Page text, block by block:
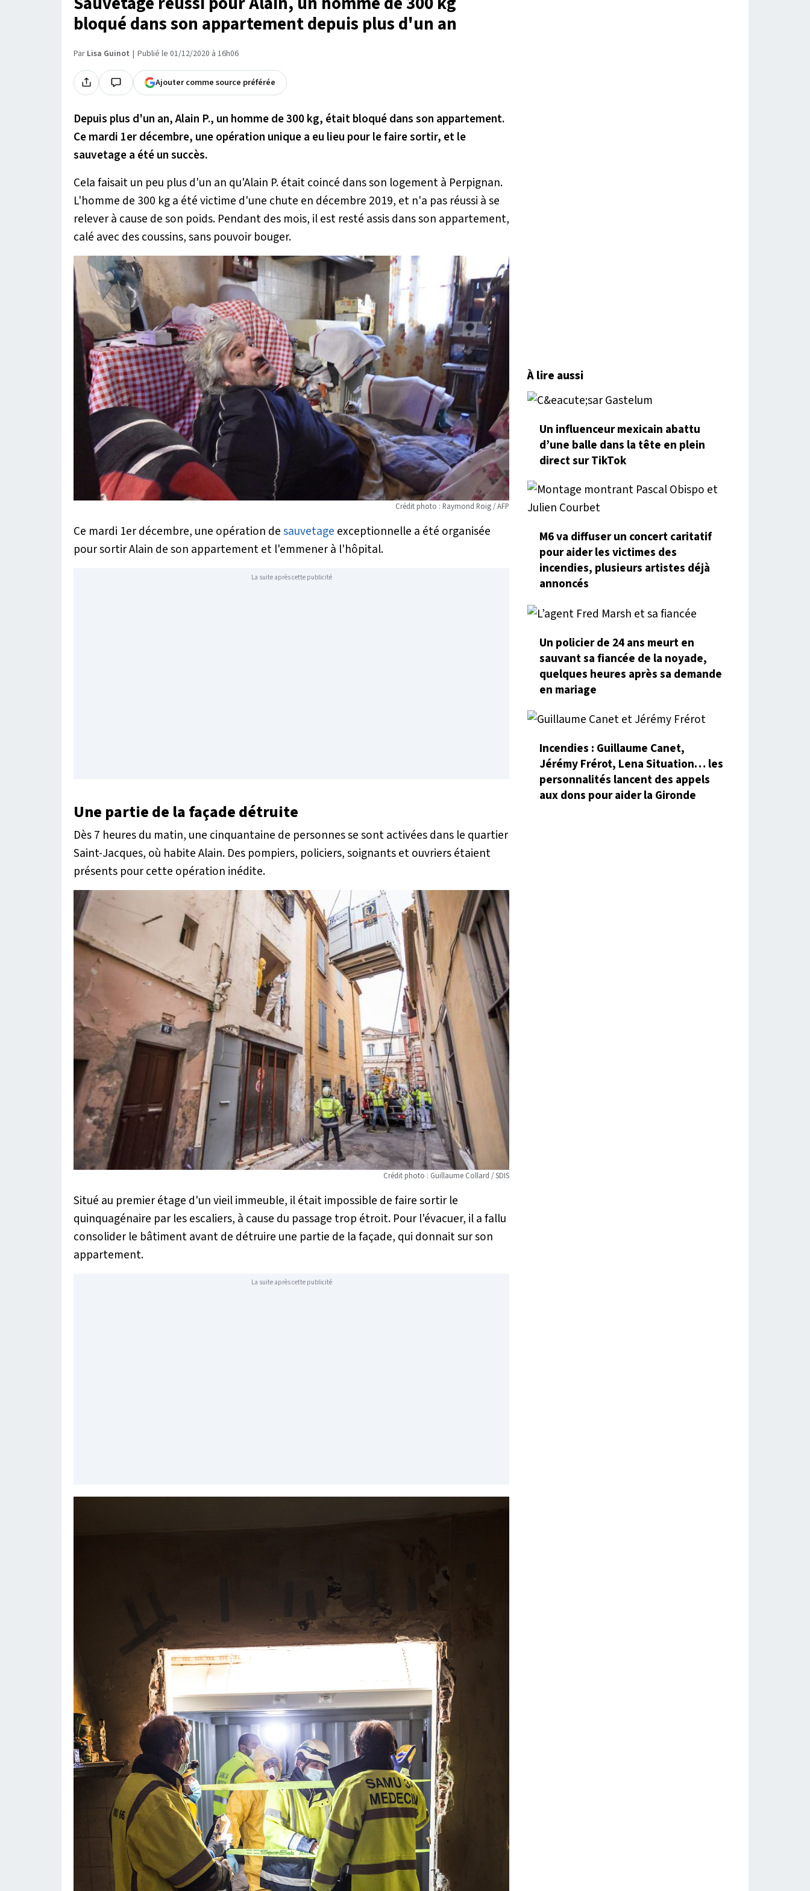
bloqué dans son appartement depuis plus d'un an
Par Lisa Guinot Publié le 01/12/2020 à 16h06
Ajouter comme source préférée
Depuis plus d'un an, Alain P., un homme de 300 kg, était bloqué dans son appartement.
Ce mardi 1er décembre, une opération unique a eu lieu pour le faire sortir, et le
sauvetage a été un succès.
Cela faisait un peu plus d'un an qu'Alain P. était coincé dans son logement à Perpignan.
L'homme de 300 kg a été victime d'une chute en décembre 2019, et n'a pas réussi à se
relever à cause de son poids. Pendant des mois, il est resté assis dans son appartement,
calé avec des coussins, sans pouvoir bouger.
Crédit photo : Raymond Roig / AFP
Ce mardi 1er décembre, une opération desauvetage exceptionnelle a été organisée
pour sortir Alain de son appartement et l'emmener à l'hôpital.
La suite après cette publicité
Une partie de la façade détruite
Dès 7 heures du matin, une cinquantaine de personnes se sont activées dans le quartier
Saint-Jacques, où habite Alain. Des pompiers, policiers, soignants et ouvriers étaient
présents pour cette opération inédite.
Crédit photo : Guillaume Collard / SDIS
Situé au premier étage d'un vieil immeuble, il était impossible de faire sortir le
quinquagénaire par les escaliers, à cause du passage trop étroit. Pour l'évacuer, il a fallu
consolider le bâtiment avant de détruire une partie de la façade, qui donnait sur son
appartement.
La suite après cette publicité
À lire aussi
Un influenceur mexicain abattu
d’une balle dans la tête en plein
direct sur TikTok
M6 va diffuser un concert caritatif
pour aider les victimes des
incendies, plusieurs artistes déjà
annoncés
Un policier de 24 ans meurt en
sauvant sa fiancée de la noyade,
quelques heures après sa demande
en mariage
Incendies : Guillaume Canet,
Jérémy Frérot, Lena Situation… les
personnalités lancent des appels
aux dons pour aider la Gironde